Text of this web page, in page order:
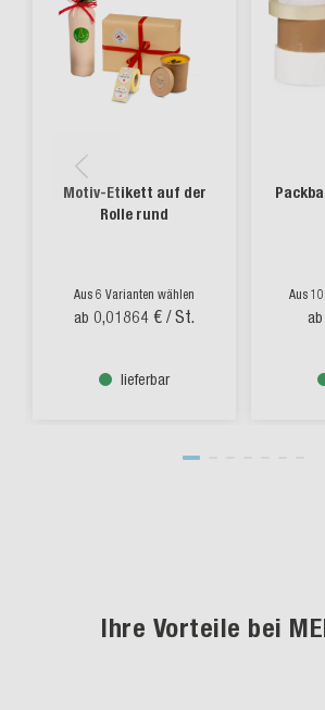
Motiv-Etikett auf der
Rolle rund
Aus 6 Varianten wählen
ab 0,01864 € / St.
lieferbar
Aus
ab
Ihre Vorteile bei